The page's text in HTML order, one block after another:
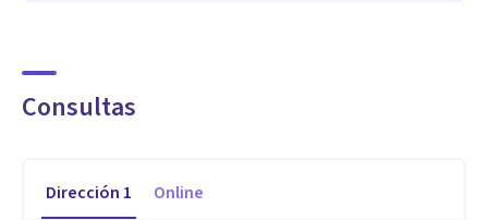
Salud mental
Aptitudes
Consultas
Dirección 1 Online